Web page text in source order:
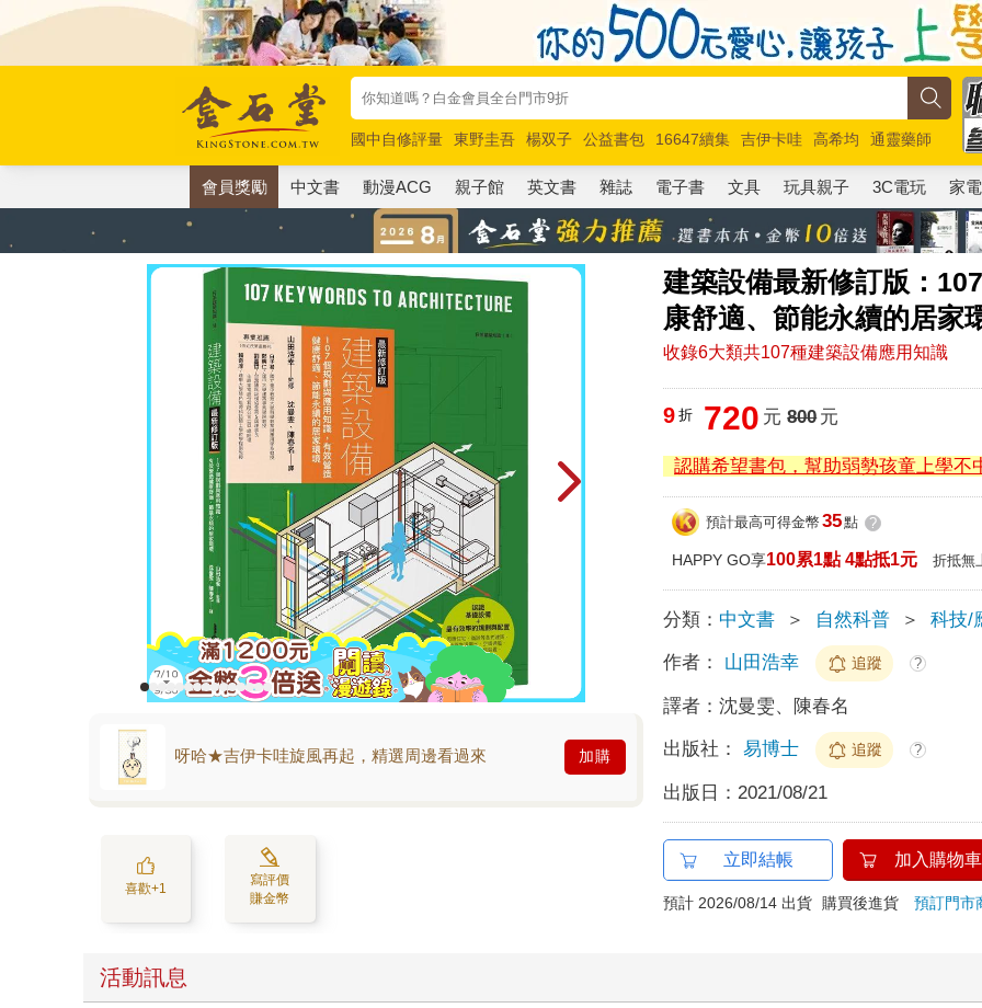
國中自修評量 東野圭吾 楊双子 公益書包 16647續集 吉伊卡哇 高希均
通靈藥師
唯紅花綻放
奧德賽 路邊攤新作 馬斯克 玩具總動員5 超慢跑
會員獎勵 中文書 動漫ACG 親子館 英文書 雜誌 電子書 文具 玩具親子 3C電玩 家電
建築設備最新修訂版：
康舒適、節能永續的居家
收錄6大類共107種建築設備應用知識
呀哈★吉伊卡哇旋風再起，精選周邊看過來 加購
喜歡+1
寫評價
賺金幣
9 折 720 元 800元
認購希望書包，幫助弱勢孩童上學不
預計最高可得金幣 35點 ?
HAPPY GO享100累1點 4點抵1元 折抵無
分類： 中文書 ＞ 自然科普 ＞ 科技/
作者： 山田浩幸 追蹤 ?
譯者：沈曼雯、陳春名
出版社： 易博士 追蹤 ?
出版日： 2021/08/21
立即結帳 加入購物車
預計 2026/08/14 出貨 購買後進貨預訂門市
活動訊息